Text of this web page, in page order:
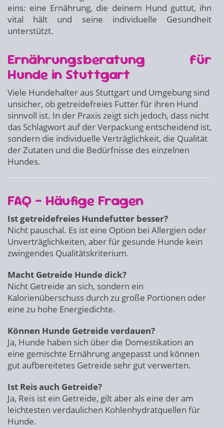
eins: eine Ernährung, die deinem Hund guttut, ihn
vital hält und seine individuelle Gesundheit
unterstützt.
Ernährungsberatung für
Hunde in Stuttgart
Viele Hundehalter aus Stuttgart und Umgebung sind
unsicher, ob getreidefreies Futter für ihren Hund
sinnvoll ist. In der Praxis zeigt sich jedoch, dass nicht
das Schlagwort auf der Verpackung entscheidend ist,
sondern die individuelle Verträglichkeit, die Qualität
der Zutaten und die Bedürfnisse des einzelnen
Hundes.
FAQ – Häufige Fragen
Ist getreidefreies Hundefutter besser?
Nicht pauschal. Es ist eine Option bei Allergien oder
Unverträglichkeiten, aber für gesunde Hunde kein
zwingendes Qualitätskriterium.
Macht Getreide Hunde dick?
Nicht Getreide an sich, sondern ein
Kalorienüberschuss durch zu große Portionen oder
eine zu hohe Energiedichte.
Können Hunde Getreide verdauen?
Ja, Hunde haben sich über die Domestikation an
eine gemischte Ernährung angepasst und können
gut aufbereitetes Getreide sehr gut verwerten.
Ist Reis auch Getreide?
Ja, Reis ist ein Getreide, gilt aber als eine der am
leichtesten verdaulichen Kohlenhydratquellen für
Hunde.